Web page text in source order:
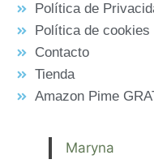
Política de
Política de cookies
Contacto
Tienda
Amazon Pime
Maryna